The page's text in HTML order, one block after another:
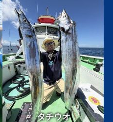
タチウオ